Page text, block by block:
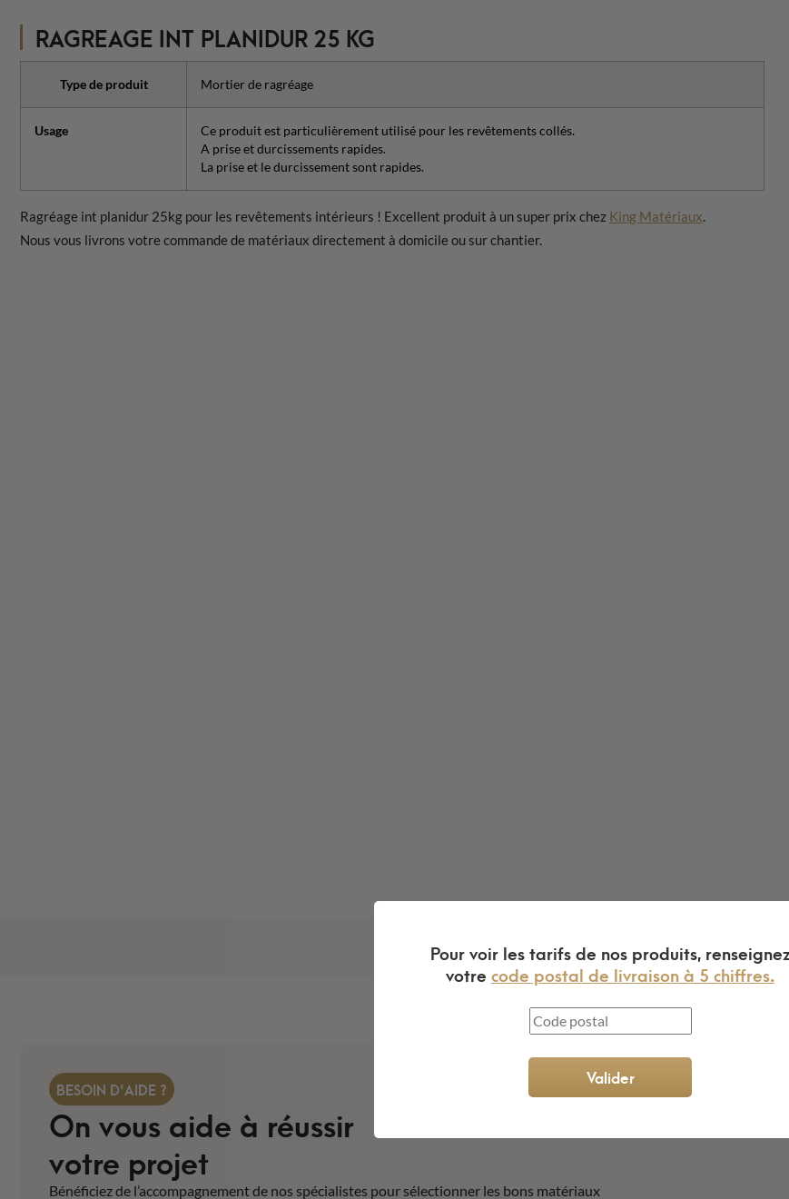
RAGREAGE INT PLANIDUR 25 KG
Type de produit Mortier de ragréage
Usage
Ce produit est particulièrement utilisé pour les revêtements collés.
A prise et durcissements rapides.
La prise et le durcissement sont rapides.
Ragréage int planidur 25kg pour les revêtements intérieurs ! Excellent produit à un super prix chez King Matériaux
Nous vous livrons votre commande de matériaux directement à domicile ou sur chantier.
BESOIN D'AIDE ?
On vous aide à réussir
votre projet
Bénéficiez de l’accompagnement de nos spécialistes pour sélectionner les bons matériaux
Pour voir les tarifs de nos produits,
votre code postal de livraison à 5 chiffres.
Valider